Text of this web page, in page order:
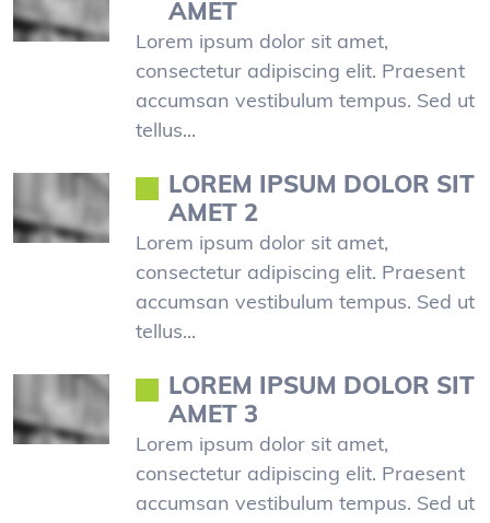
AMET
Lorem ipsum dolor sit amet,
consectetur adipiscing elit. Praesent
accumsan vestibulum tempus. Sed ut
tellus...
LOREM IPSUM DOLOR SIT
AMET 2
Lorem ipsum dolor sit amet,
consectetur adipiscing elit. Praesent
accumsan vestibulum tempus. Sed ut
tellus...
LOREM IPSUM DOLOR SIT
AMET 3
Lorem ipsum dolor sit amet,
consectetur adipiscing elit. Praesent
accumsan vestibulum tempus. Sed ut